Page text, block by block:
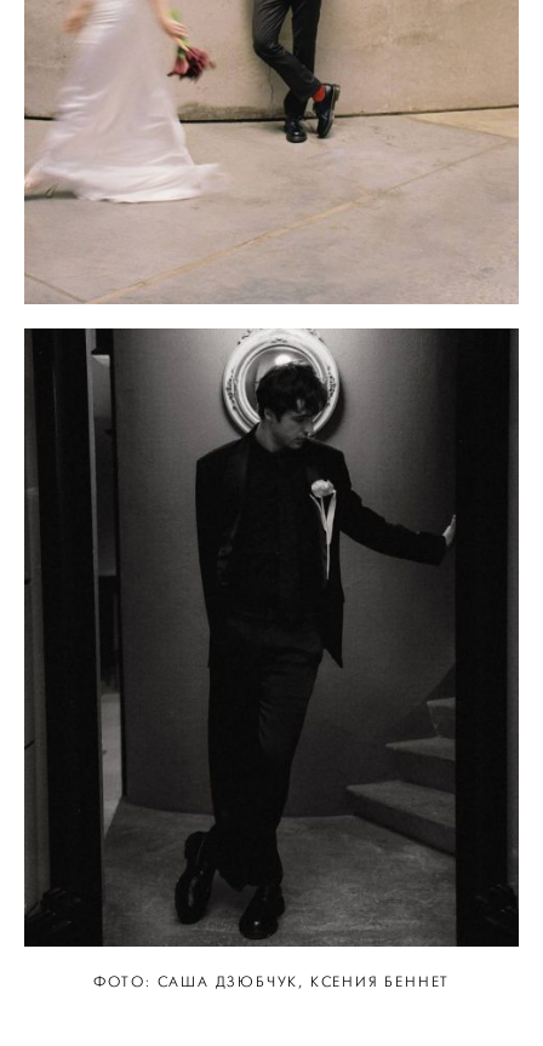
ФОТО: САША ДЗЮБЧУК, КСЕНИЯ БЕННЕТ